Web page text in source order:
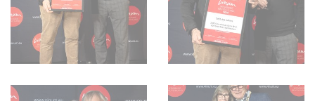
REDAKTION
JOBS
WERBUNG
PRESSE
AGB & DATENSCHUTZ